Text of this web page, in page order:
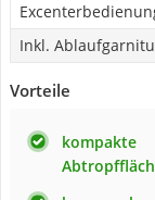
Inkl.
Vorteile
kompakte